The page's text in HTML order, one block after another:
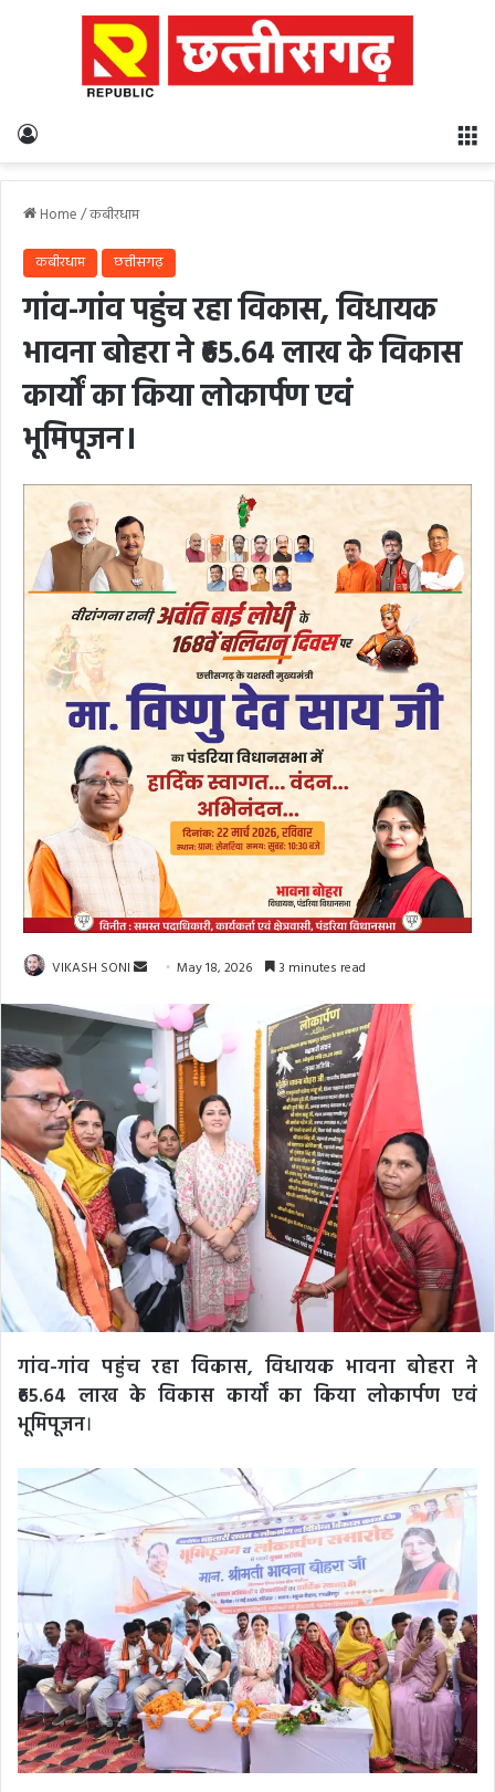
Home/कबीरधाम
कबीरधाम छत्तीसगढ़
गांव-गांव पहुंच रहा विकास, विधायक
भावना बोहरा ने ₹65.64 लाख के विकास
कार्यों का किया लोकार्पण एवं
भूमिपूजन।
VIKASH SONI
Send
email
May 18, 2026 3 minutes read
गांव-गांव पहुंच रहा विकास, विधायक भावना बोहरा ने
₹65.64 लाख के विकास कार्यों का किया लोकार्पण एवं
भूमिपूजन।